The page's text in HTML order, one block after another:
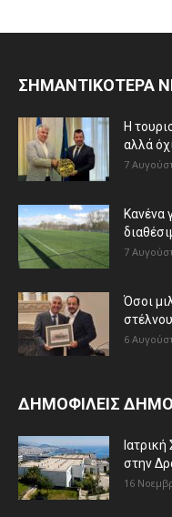
ΣΗΜΑΝΤΙΚΟΤΕΡΑ
Η
αλλά
7
Κανένα
7
Όσοι
6
ΔΗΜΟΦΙΛΕΙΣ
στην
16